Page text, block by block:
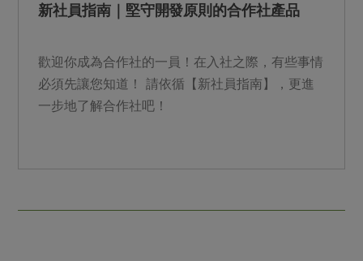
新社員指南｜堅守開發原則的合作社產品
歡迎你成為合作社的一員！在入社之際，有些事情
必須先讓您知道！ 請依循【新社員指南】，更進
一步地了解合作社吧！